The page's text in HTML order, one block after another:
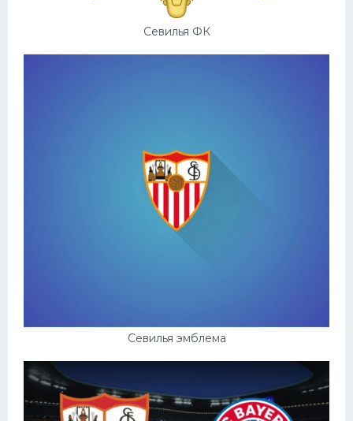
Севилья ФК
Севилья эмблема